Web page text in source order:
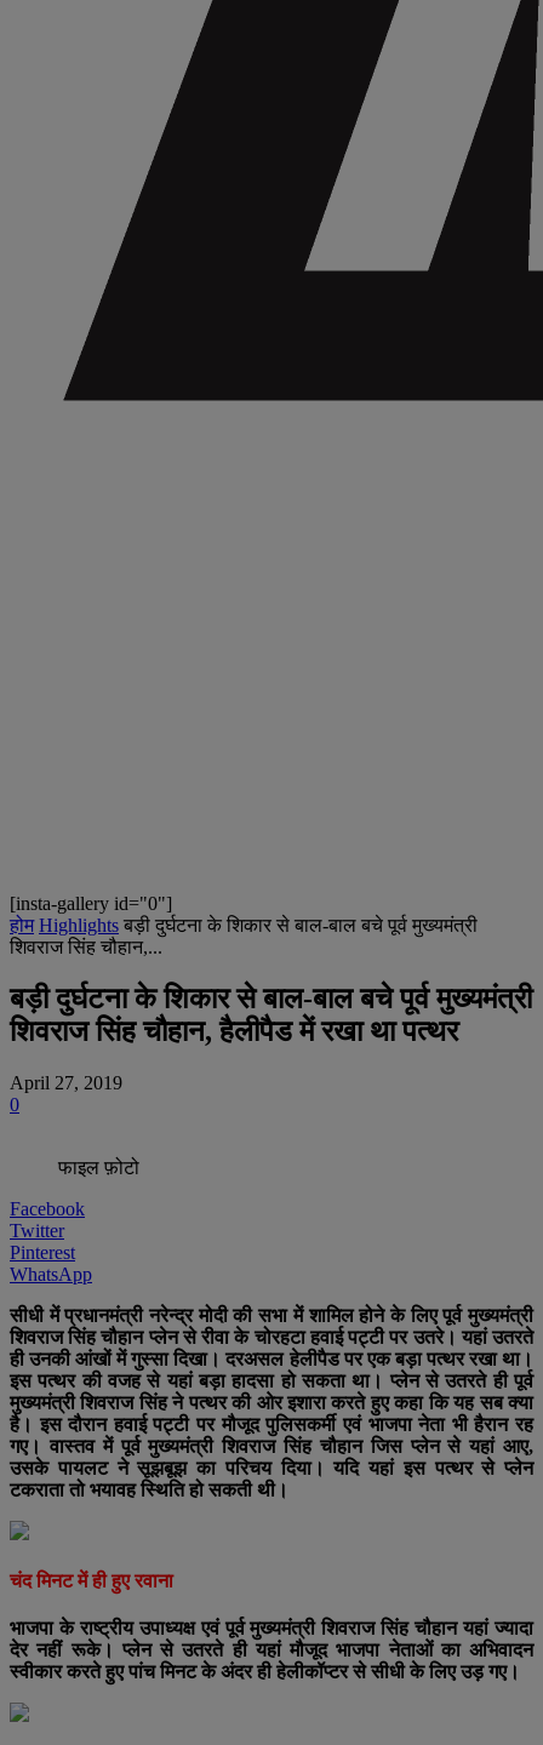
[insta-gallery id="0"]
होम Highlights बड़ी दुर्घटना के शिकार से बाल-बाल बचे पूर्व मुख्यमंत्री
शिवराज सिंह चौहान,...
बड़ी दुर्घटना के शिकार से बाल-बाल बचे पूर्व मुख्यमंत्री
शिवराज सिंह चौहान, हैलीपैड में रखा था पत्थर
April 27, 2019
0
फाइल फ़ोटो
Facebook
Twitter
Pinterest
WhatsApp
सीधी में प्रधानमंत्री नरेन्द्र मोदी की सभा में शामिल होने के लिए पूर्व मुख्यमंत्री
शिवराज सिंह चौहान प्लेन से रीवा के चोरहटा हवाई पट्टी पर उतरे। यहां उतरते
ही उनकी आंखों में गुस्सा दिखा। दरअसल हेलीपैड पर एक बड़ा पत्थर रखा था।
इस पत्थर की वजह से यहां बड़ा हादसा हो सकता था। प्लेन से उतरते ही पूर्व
मुख्यमंत्री शिवराज सिंह ने पत्थर की ओर इशारा करते हुए कहा कि यह सब क्या
है। इस दौरान हवाई पट्टी पर मौजूद पुलिसकर्मी एवं भाजपा नेता भी हैरान रह
गए। वास्तव में पूर्व मुख्यमंत्री शिवराज सिंह चौहान जिस प्लेन से यहां आए,
उसके पायलट ने सूझबूझ का परिचय दिया। यदि यहां इस पत्थर से प्लेन
टकराता तो भयावह स्थिति हो सकती थी।
चंद मिनट में ही हुए रवाना
भाजपा के राष्ट्रीय उपाध्यक्ष एवं पूर्व मुख्यमंत्री शिवराज सिंह चौहान यहां ज्यादा
देर नहीं रूके। प्लेन से उतरते ही यहां मौजूद भाजपा नेताओं का अभिवादन
स्वीकार करते हुए पांच मिनट के अंदर ही हेलीकॉप्टर से सीधी के लिए उड़ गए।